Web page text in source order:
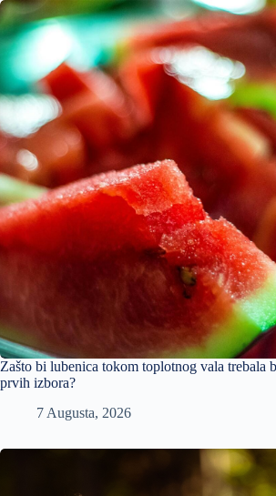
Zašto bi lubenica tokom toplotnog vala trebala
prvih izbora?
7 Augusta, 2026